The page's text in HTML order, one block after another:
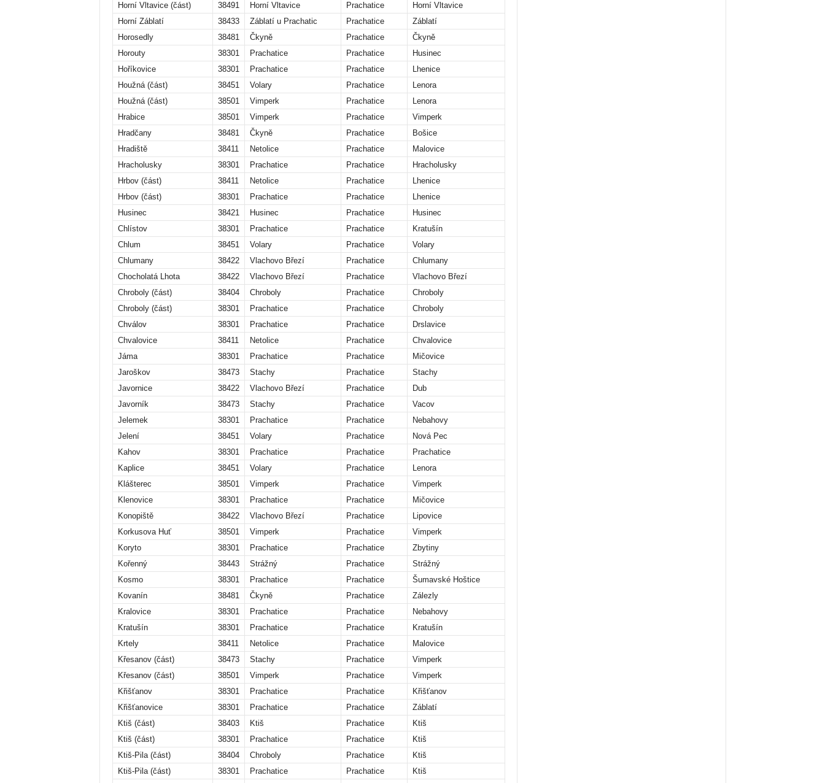
Horní Vltavice (část)
38491 Horní Vltavice Prachatice
Horní Vltavice
Horní Záblatí
38433 Záblatí u Prachatic Prachatice
Záblatí
Horosedly
38481 Čkyně Prachatice
Čkyně
Horouty
38301 Prachatice Prachatice
Husinec
Hoříkovice
38301 Prachatice Prachatice
Lhenice
Houžná (část)
38451 Volary Prachatice
Lenora
Houžná (část)
38501 Vimperk Prachatice
Lenora
Hrabice
38501 Vimperk Prachatice
Vimperk
Hradčany
38481 Čkyně Prachatice
Bošice
Hradiště
38411 Netolice Prachatice
Malovice
Hracholusky
38301 Prachatice Prachatice
Hracholusky
Hrbov (část)
38411 Netolice Prachatice
Lhenice
Hrbov (část)
38301 Prachatice Prachatice
Lhenice
Husinec
38421 Husinec Prachatice
Husinec
Chlístov
38301 Prachatice Prachatice
Kratušín
Chlum
38451 Volary Prachatice
Volary
Chlumany
38422 Vlachovo Březí Prachatice
Chlumany
Chocholatá Lhota
38422 Vlachovo Březí Prachatice
Vlachovo Březí
Chroboly (část)
38404 Chroboly Prachatice
Chroboly
Chroboly (část)
38301 Prachatice Prachatice
Chroboly
Chválov
38301 Prachatice Prachatice
Drslavice
Chvalovice
38411 Netolice Prachatice
Chvalovice
Jáma
38301 Prachatice Prachatice
Mičovice
Jaroškov
38473 Stachy Prachatice
Stachy
Javornice
38422 Vlachovo Březí Prachatice
Dub
Javorník
38473 Stachy Prachatice
Vacov
Jelemek
38301 Prachatice Prachatice
Nebahovy
Jelení
38451 Volary Prachatice
Nová Pec
Kahov
38301 Prachatice Prachatice
Prachatice
Kaplice
38451 Volary Prachatice
Lenora
Klášterec
38501 Vimperk Prachatice
Vimperk
Klenovice
38301 Prachatice Prachatice
Mičovice
Konopiště
38422 Vlachovo Březí Prachatice
Lipovice
Korkusova Huť
38501 Vimperk Prachatice
Vimperk
Koryto
38301 Prachatice Prachatice
Zbytiny
Kořenný
38443 Strážný Prachatice
Strážný
Kosmo
38301 Prachatice Prachatice
Šumavské Hoštice
Kovanín
38481 Čkyně Prachatice
Zálezly
Kralovice
38301 Prachatice Prachatice
Nebahovy
Kratušín
38301 Prachatice Prachatice
Kratušín
Krtely
38411 Netolice Prachatice
Malovice
Křesanov (část)
38473 Stachy Prachatice
Vimperk
Křesanov (část)
38501 Vimperk Prachatice
Vimperk
Křišťanov
38301 Prachatice Prachatice
Křišťanov
Křišťanovice
38301 Prachatice Prachatice
Záblatí
Ktiš (část)
38403 Ktiš Prachatice
Ktiš
Ktiš (část)
38301 Prachatice Prachatice
Ktiš
Ktiš-Pila (část)
38404 Chroboly Prachatice
Ktiš
Ktiš-Pila (část)
38301 Prachatice Prachatice
Ktiš